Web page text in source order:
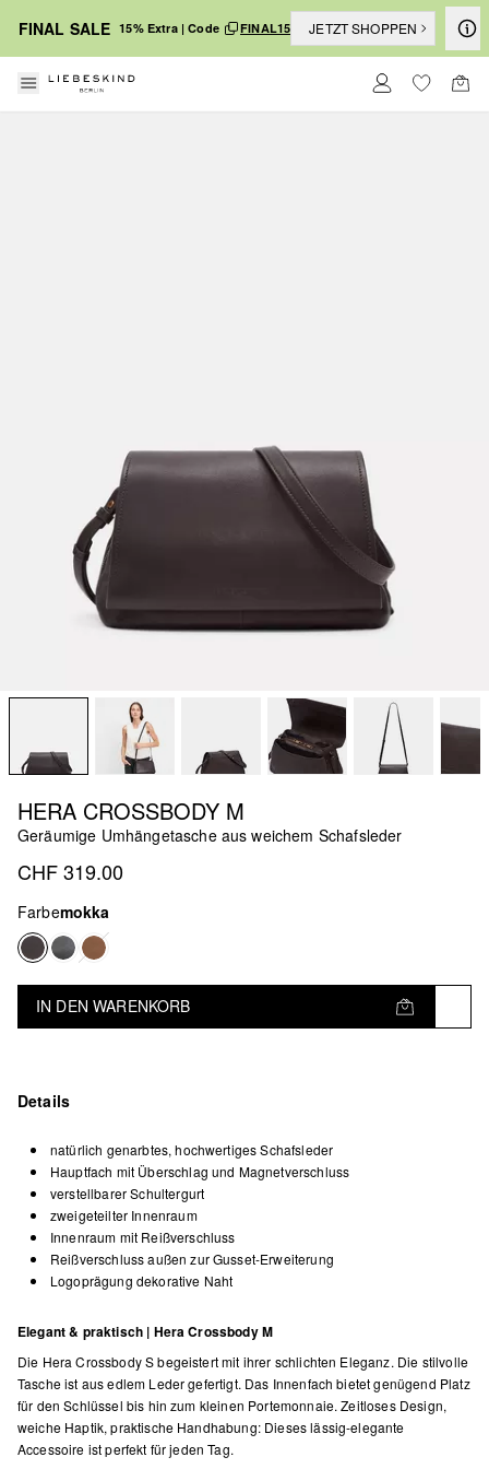
FINAL SALE 15% Extra | Code FINAL15 JETZT SHOPPEN
HERA CROSSBODY M
Geräumige Umhängetasche aus weichem Schafsleder
CHF 319.00
Farbemokka
IN DEN WARENKORB
Details
natürlich genarbtes, hochwertiges Schafsleder
Hauptfach mit Überschlag und Magnetverschluss
verstellbarer Schultergurt
zweigeteilter Innenraum
Innenraum mit Reißverschluss
Reißverschluss außen zur Gusset-Erweiterung
Logoprägung dekorative Naht
Elegant & praktisch | Hera Crossbody M
Die Hera Crossbody S begeistert mit ihrer schlichten Eleganz. Die stilvolle
Tasche ist aus edlem Leder gefertigt. Das Innenfach bietet genügend Platz
für den Schlüssel bis hin zum kleinen Portemonnaie. Zeitloses Design,
weiche Haptik, praktische Handhabung: Dieses lässig-elegante
Accessoire ist perfekt für jeden Tag.